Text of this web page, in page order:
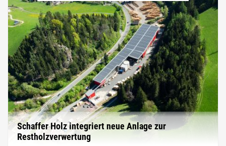
Schaffer Holz integriert neue Anlage zur
Restholzverwertung